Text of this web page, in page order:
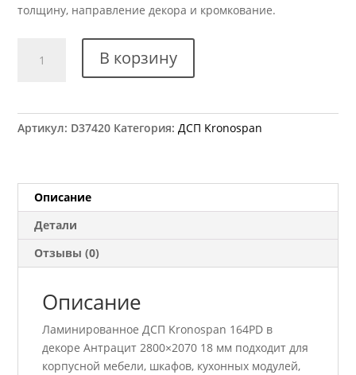
толщину, направление декора и кромкование.
товара
Антрацит
В корзину
Артикул: D37420 Категория: ДСП Kronospan
Описание
Детали
Отзывы (0)
Описание
Ламинированное ДСП Kronospan 164PD в
декоре Антрацит 2800×2070 18 мм подходит для
корпусной мебели, шкафов, кухонных модулей,